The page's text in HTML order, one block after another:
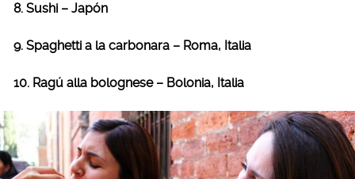
8. Sushi – Japón
9. Spaghetti a la carbonara – Roma, Italia
10. Ragú alla bolognese – Bolonia, Italia